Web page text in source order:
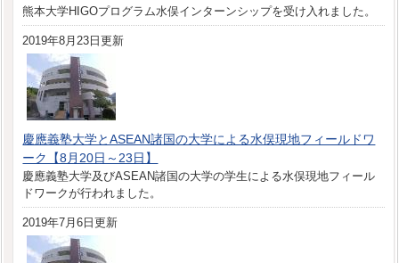
熊本大学HIGOプログラム水俣インターンシップを受け入れました。
2019年8月23日更新
慶應義塾大学とASEAN諸国の大学による水俣現地フィールドワ
ーク【8月20日～23日】
慶應義塾大学及びASEAN諸国の大学の学生による水俣現地フィール
ドワークが行われました。
2019年7月6日更新